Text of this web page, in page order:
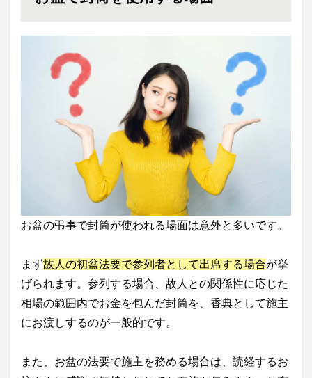
お盆の弔事で封筒が使われる場面は意外と多いです。
まず故人の初盆法要で参列者として出席する場合が挙
げられます。参列する場合、故人との関係性に応じた
相場の範囲内でお金を包んだ封筒を、香典として施主
にお渡しするのが一般的です。
また、お盆の法要で施主を務める場合は、読経するお